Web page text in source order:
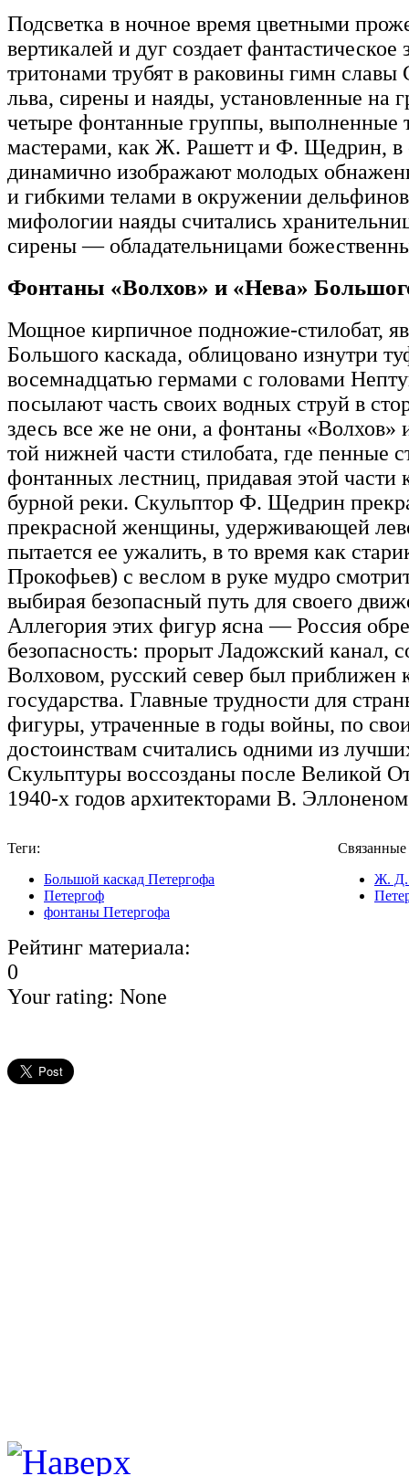
Подсветка в ночное время цветными
вертикалей и дуг создает
тритонами трубят в раковины гимн
льва, сирены и наяды, установленные на
четыре фонтанные группы, выполненные
мастерами, как Ж. Рашетт и Ф. Щедрин, в
динамично изображают молодых
и гибкими телами в окружении
мифологии наяды считались
сирены — обладательницами
Фонтаны «Волхов» и «Нева»
Мощное кирпичное подножие-стилобат,
Большого каскада, облицовано изнутри
восемнадцатью гермами с головами
посылают часть своих водных струй в
здесь все же не они, а фонтаны «Волхов»
той нижней части стилобата, где пенные
фонтанных лестниц, придавая этой части
бурной реки. Скульптор Ф. Щедрин
прекрасной женщины, удерживающей
пытается ее ужалить, в то время как
Прокофьев) с веслом в руке мудро
выбирая безопасный путь для своего
Аллегория этих фигур ясна — Россия
безопасность: прорыт Ладожский канал,
Волховом, русский север был приближен
государства. Главные трудности для
фигуры, утраченные в годы войны, по
достоинствам считались одними из
Скульптуры воссозданы после Великой
1940-х годов архитекторами В.
Теги:
Большой каскад Петергофа
Петергоф
фонтаны Петергофа
Ж. Д.
Рейтинг материала:
0
Your rating: None